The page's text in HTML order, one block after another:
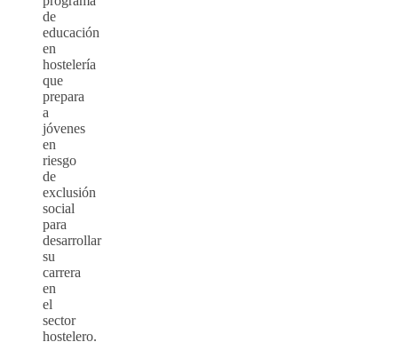
de
educación
en
hostelería
que
prepara
a
jóvenes
en
riesgo
de
exclusión
social
para
desarrollar
su
carrera
en
el
sector
hostelero.